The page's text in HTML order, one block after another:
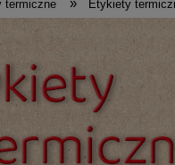
termiczne » Etykiety